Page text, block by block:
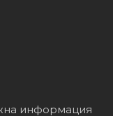
информация